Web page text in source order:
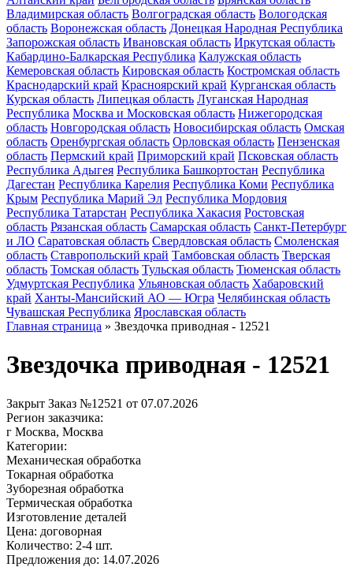
Владимирская область Волгоградская область Вологодская
область Воронежская область Донецкая Народная Республика
Запорожская область Ивановская область Иркутская область
Кабардино-Балкарская Республика Калужская область
Кемеровская область Кировская область Костромская область
Краснодарский край Красноярский край Курганская область
Курская область Липецкая область Луганская Народная
Республика Москва и Московская область Нижегородская
область Новгородская область Новосибирская область Омская
область Оренбургская область Орловская область Пензенская
область Пермский край Приморский край Псковская область
Республика Адыгея Республика Башкортостан Республика
Дагестан Республика Карелия Республика Коми Республика
Крым Республика Марий Эл Республика Мордовия
Республика Татарстан Республика Хакасия Ростовская
область Рязанская область Самарская область Санкт-Петербург
и ЛО Саратовская область Свердловская область Смоленская
область Ставропольский край Тамбовская область Тверская
область Томская область Тульская область Тюменская область
Удмуртская Республика Ульяновская область Хабаровский
край Ханты-Мансийский АО — Югра Челябинская область
Чувашская Республика Ярославская область
Главная страница » Звездочка приводная - 12521
Звездочка приводная - 12521
Закрыт Заказ №12521 от 07.07.2026
Регион заказчика:
г Москва, Москва
Категории:
Механическая обработка
Токарная обработка
Зуборезная обработка
Термическая обработка
Изготовление деталей
Цена: договорная
Количество: 2-4 шт.
Предложения до: 14.07.2026